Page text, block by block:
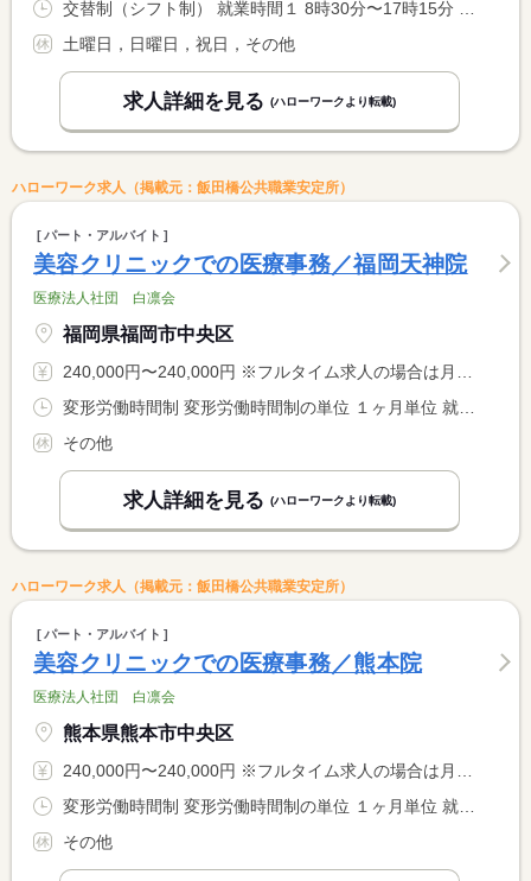
土曜日，日曜日，祝日，その他
求人詳細を見る (ハローワークより転載)
ハローワーク求人（掲載元：飯田橋公共職業安定所）
パート・アルバイト
美容クリニックでの医療事務／福岡天神院
医療法人社団 白凛会
福岡県福岡市中央区
240,000円〜240,000円 ※フルタイム求人の場合は月額（換算額）、パート求人の場合は時間額を表示しています。
その他
求人詳細を見る (ハローワークより転載)
ハローワーク求人（掲載元：飯田橋公共職業安定所）
パート・アルバイト
美容クリニックでの医療事務／熊本院
医療法人社団 白凛会
熊本県熊本市中央区
240,000円〜240,000円 ※フルタイム求人の場合は月額（換算額）、パート求人の場合は時間額を表示しています。
その他